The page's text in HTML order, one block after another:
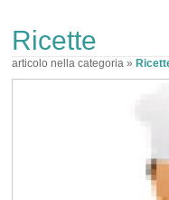
Ricette
articolo nella categoria »